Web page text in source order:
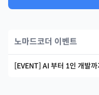
노마드코더 이벤트
[EVENT] AI 부터 1인 개발